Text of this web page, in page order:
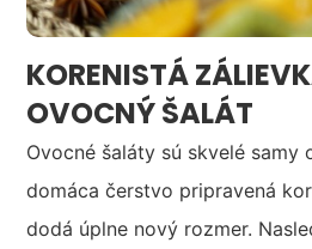
KORENISTÁ
OVOCNÝ ŠALÁT
Ovocné šaláty sú skvelé samy
domáca čerstvo pripravená
dodá úplne nový rozmer.